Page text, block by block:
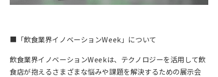
■「飲食業界イノベーションWeek」について
飲食業界イノベーションWeekは、テクノロジーを活用して飲
食店が抱えるさまざまな悩みや課題を解決するための展示会